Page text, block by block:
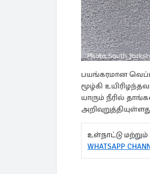
பயங்கரமான
மூழ்கி
யாரும் நீரில்
உள்நாட்டு
WHATSAPP